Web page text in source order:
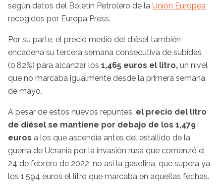
según datos del Boletín Petrolero de la Unión Europea
recogidos por Europa Press.
Por su parte, el precio medio del diésel también
encadena su tercera semana consecutiva de subidas
(0,82%) para alcanzar los 1,465 euros el litro, un nivel
que no marcaba igualmente desde la primera semana
de mayo.
A pesar de estos nuevos repuntes, el precio del litro
de diésel se mantiene por debajo de los 1,479
euros a los que ascendía antes del estallido de la
guerra de Ucrania por la invasión rusa que comenzó el
24 de febrero de 2022, no así la gasolina, que supera ya
los 1,594 euros el litro que marcaba en aquellas fechas.